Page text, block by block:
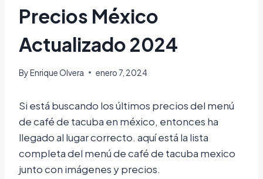
Precios México
Actualizado 2024
ByEnrique Olvera enero 7, 2024
Si está buscando los últimos precios del menú
de café de tacuba en méxico, entonces ha
llegado al lugar correcto. aquí está la lista
completa del menú de café de tacuba mexico
junto con imágenes y precios.